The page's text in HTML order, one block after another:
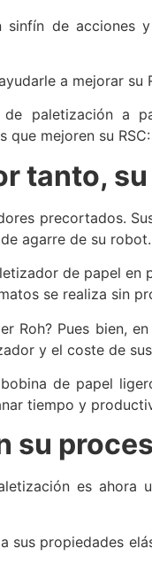
de acciones
a mejorar su
de paletización
que mejoren su RSC:
tanto,
precortados.
agarre de su robot.
de papel
se realiza sin
Roh? Pues bien,
y el coste de
de papel
tiempo y
su
es
propiedades